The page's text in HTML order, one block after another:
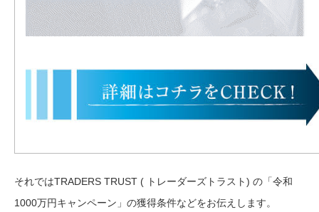
それではTRADERS TRUST ( トレーダーズトラスト) の「令和
1000万円キャンペーン」の獲得条件などをお伝えします。